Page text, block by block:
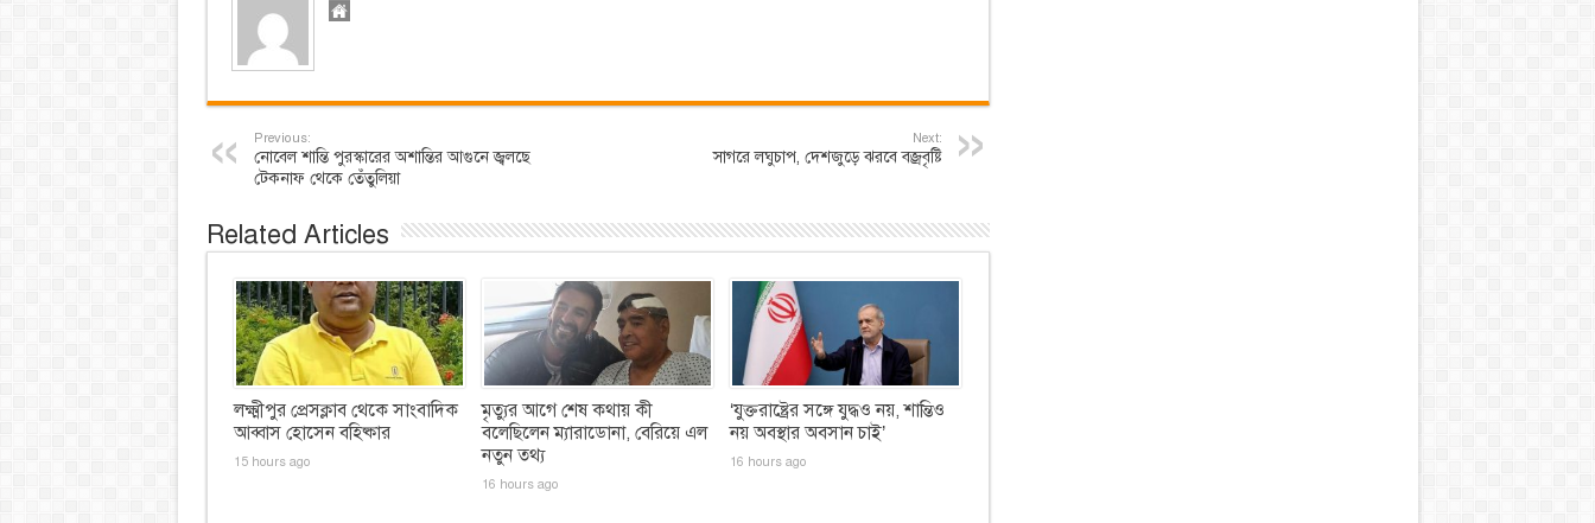
Previous:
নোবেল শান্তি পুরস্কারের অশান্তির আগুনে জ্বলছে
টেকনাফ থেকে তেঁতুলিয়া
Next:
সাগরে লঘুচাপ, দেশজুড়ে ঝরবে বজ্রবৃষ্টি
Related Articles
লক্ষ্মীপুর প্রেসক্লাব থেকে সাংবাদিক
আব্বাস হোসেন বহিষ্কার
15 hours ago
মৃত্যুর আগে শেষ কথায় কী
বলেছিলেন ম্যারাডোনা, বেরিয়ে এল
নতুন তথ্য
16 hours ago
‘যুক্তরাষ্ট্রের সঙ্গে যুদ্ধও নয়, শান্তিও
নয় অবস্থার অবসান চাই’
16 hours ago